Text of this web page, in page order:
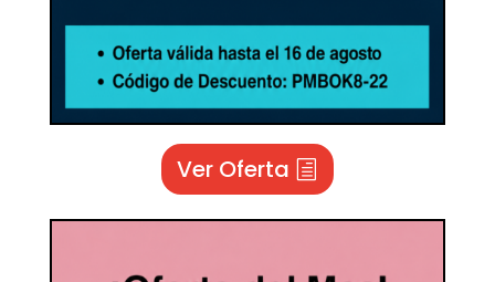
Ver Oferta